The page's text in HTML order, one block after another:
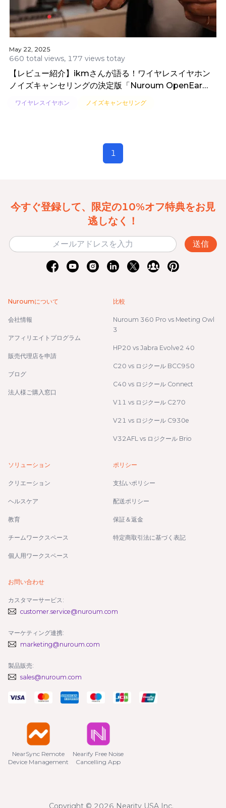
May 22, 2025
660 total views, 177 views totay
【レビュー紹介】ikmさんが語る！ワイヤレスイヤホン
ノイズキャンセリングの決定版「Nuroum OpenEar
ワイヤレスイヤホン ノイズキャンセリング
1
今すぐ登録して、限定の10%オフ特典をお見
逃しなく！
送信
Nuroumについて
会社情報
アフィリエイトプログラム
販売代理店を申請
ブログ
法人様ご購入窓口
比較
Nuroum 360 Pro vs Meeting Owl
3
HP20 vs Jabra Evolve2 40
C20 vs ロジクール BCC950
C40 vs ロジクール Connect
V11 vs ロジクール C270
V21 vs ロジクール C930e
V32AFL vs ロジクール Brio
ソリューション
クリエーション
ヘルスケア
教育
チームワークスペース
個人用ワークスペース
ポリシー
支払いポリシー
配送ポリシー
保証＆返金
特定商取引法に基づく表記
お問い合わせ
カスタマーサービス:
customer.service@nuroum.com
マーケティング連携:
marketing@nuroum.com
製品販売:
sales@nuroum.com
NearSync Remote
Device Management
Nearify Free Noise
Cancelling App
Copyright © 2026 Nearity USA Inc.